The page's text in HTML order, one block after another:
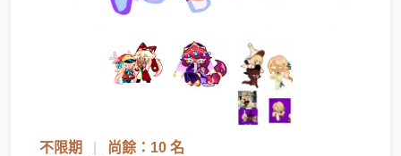
不限期 尚餘：10 名